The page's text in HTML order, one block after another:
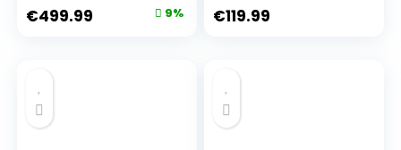
€499.99 9%
Karte für 4K TV-
Unterstützung
WiFi/LAN (256G)
€119.99